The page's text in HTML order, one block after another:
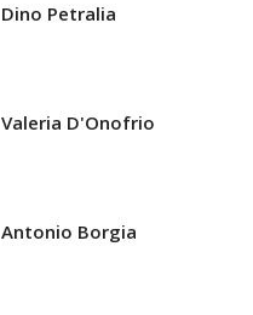
Dino Petralia
Valeria D'Onofrio
Antonio Borgia